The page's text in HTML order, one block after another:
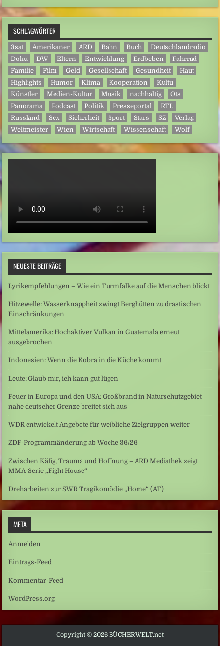
SCHLAGWÖRTER
3sat Amerikaner ARD Bahn Buch
Deutschlandradio
Doku
DW Eltern Entwicklung Erdbeben
Fahrrad
Familie
Film Geld Gesellschaft Gesundheit
Haut
Highlights
Humor Klima Kooperation
Kultu
Künstler
Medien-Kultur Musik nachhaltig
Ots
Panorama
Podcast Politik Presseportal
RTL
Russland
Sex Sicherheit Sport Stars SZ
Verlag
Weltmeister
Wien Wirtschaft Wissenschaft Wolf
NEUESTE BEITRÄGE
Lyrikempfehlungen – Wie ein Turmfalke auf die Menschen blickt
Hitzewelle: Wasserknappheit zwingt Berghütten zu drastischen
Einschränkungen
Mittelamerika: Hochaktiver Vulkan in Guatemala erneut
ausgebrochen
Indonesien: Wenn die Kobra in die Küche kommt
Leute: Glaub mir, ich kann gut lügen
Feuer in Europa und den USA: Großbrand in Naturschutzgebiet
nahe deutscher Grenze breitet sich aus
WDR entwickelt Angebote für weibliche Zielgruppen weiter
ZDF-Programmänderung ab Woche 36/26
Zwischen Käfig, Trauma und Hoffnung – ARD Mediathek zeigt
MMA-Serie „Fight House“
Dreharbeiten zur SWR Tragikomödie „Home“ (AT)
META
Anmelden
Eintrags-Feed
Kommentar-Feed
WordPress.org
Copyright © 2026 BÜCHERWELT.net